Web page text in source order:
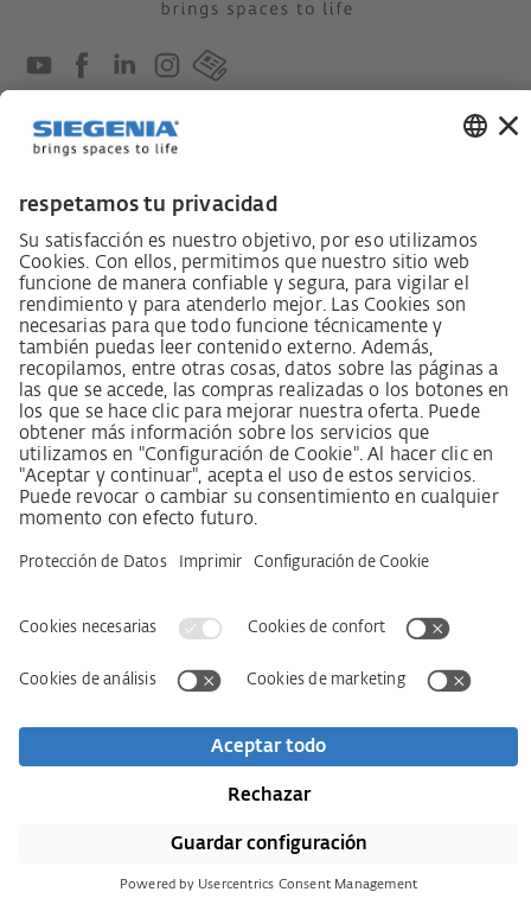
Ley sobre el deber de diligencia en la cadena de
suministro
Código de conducta para proveedores
Ficha informativa LkSG (Ley sobre el deber de
diligencia en la cadena de suministro)
Declaración de principios sobre la estrategia de
derechos humanos
Procedimiento de reclamación según §§ 8, 9 de la ley
sobre el deber de diligencia en la cadena de suministro
Aviso legal
AVB / AGB
Declaración de protección de datos
Declaración de accesibilidad
Kontakt